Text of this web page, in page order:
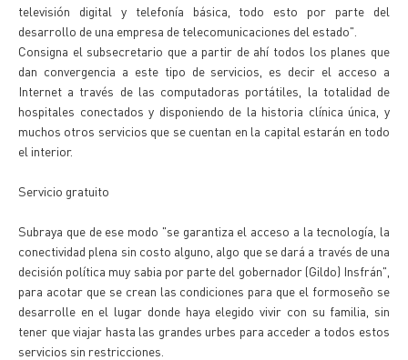
televisión digital y telefonía básica, todo esto por parte del
desarrollo de una empresa de telecomunicaciones del estado".
Consigna el subsecretario que a partir de ahí todos los planes que
dan convergencia a este tipo de servicios, es decir el acceso a
Internet a través de las computadoras portátiles, la totalidad de
hospitales conectados y disponiendo de la historia clínica única, y
muchos otros servicios que se cuentan en la capital estarán en todo
el interior.
Servicio gratuito
Subraya que de ese modo "se garantiza el acceso a la tecnología, la
conectividad plena sin costo alguno, algo que se dará a través de una
decisión política muy sabia por parte del gobernador (Gildo) Insfrán",
para acotar que se crean las condiciones para que el formoseño se
desarrolle en el lugar donde haya elegido vivir con su familia, sin
tener que viajar hasta las grandes urbes para acceder a todos estos
servicios sin restricciones.